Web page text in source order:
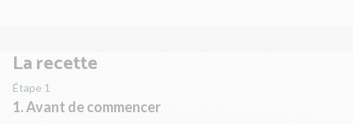
La recette
Étape 1
1. Avant de commencer